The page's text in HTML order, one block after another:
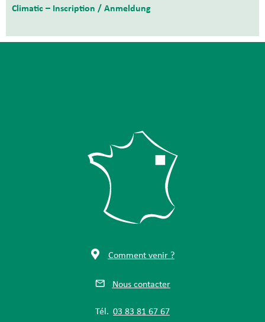
Climatic – Inscription / Anmeldung
Comment venir ?
Nous contacter
Tél. 03 83 81 67 67